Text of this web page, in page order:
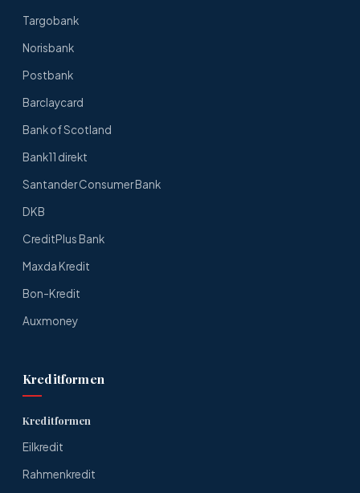
Targobank
Norisbank
Postbank
Barclaycard
Bank of Scotland
Bank11 direkt
Santander Consumer Bank
DKB
CreditPlus Bank
Maxda Kredit
Bon-Kredit
Auxmoney
Kreditformen
Kreditformen
Eilkredit
Rahmenkredit